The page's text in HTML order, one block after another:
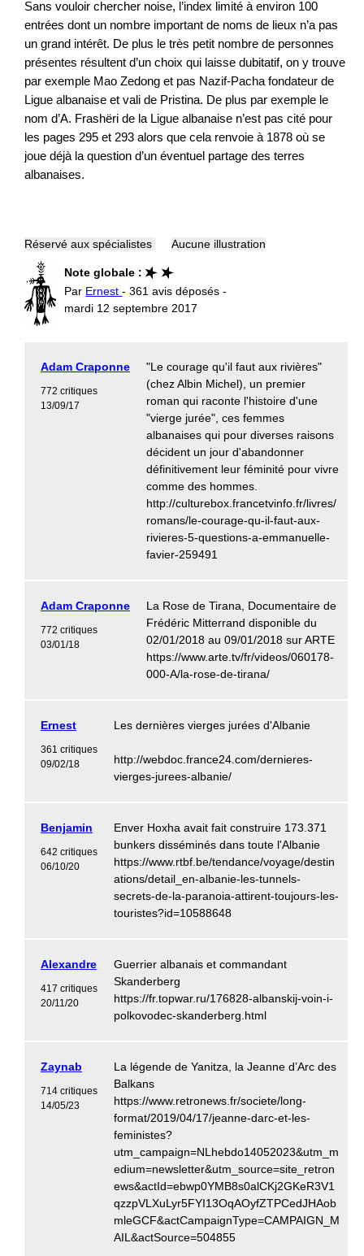
Sans vouloir chercher noise, l’index limité à environ 100
entrées dont un nombre important de noms de lieux n’a pas
un grand intérêt. De plus le très petit nombre de personnes
présentes résultent d’un choix qui laisse dubitatif, on y trouve
par exemple Mao Zedong et pas Nazif-Pacha fondateur de
Ligue albanaise et vali de Pristina. De plus par exemple le
nom d’A. Frashëri de la Ligue albanaise n’est pas cité pour
les pages 295 et 293 alors que cela renvoie à 1878 où se
joue déjà la question d’un éventuel partage des terres
albanaises.
Réservé aux spécialistes Aucune illustration
Note globale :
Par Ernest- 361 avis déposés -
mardi 12 septembre 2017
Adam Craponne
772 critiques
13/09/17
"Le courage qu'il faut aux rivières"
(chez Albin Michel), un premier
roman qui raconte l'histoire d'une
"vierge jurée", ces femmes
albanaises qui pour diverses raisons
décident un jour d'abandonner
définitivement leur féminité pour vivre
comme des hommes.
http://culturebox.francetvinfo.fr/livres/
romans/le-courage-qu-il-faut-aux-
rivieres-5-questions-a-emmanuelle-
favier-259491
Adam Craponne
772 critiques
03/01/18
La Rose de Tirana, Documentaire de
Frédéric Mitterrand disponible du
02/01/2018 au 09/01/2018 sur ARTE
https://www.arte.tv/fr/videos/060178-
000-A/la-rose-de-tirana/
Ernest
361 critiques
09/02/18
Les dernières vierges jurées d'Albanie
http://webdoc.france24.com/dernieres-
vierges-jurees-albanie/
Benjamin
642 critiques
06/10/20
Enver Hoxha avait fait construire 173.371
bunkers disséminés dans toute l'Albanie
https://www.rtbf.be/tendance/voyage/destin
ations/detail_en-albanie-les-tunnels-
secrets-de-la-paranoia-attirent-toujours-les-
touristes?id=10588648
Alexandre
417 critiques
20/11/20
Guerrier albanais et commandant
Skanderberg
https://fr.topwar.ru/176828-albanskij-voin-i-
polkovodec-skanderberg.html
Zaynab
714 critiques
14/05/23
La légende de Yanitza, la Jeanne d’Arc des
Balkans
https://www.retronews.fr/societe/long-
format/2019/04/17/jeanne-darc-et-les-
feministes?
utm_campaign=NLhebdo14052023&utm_m
edium=newsletter&utm_source=site_retron
ews&actId=ebwp0YMB8s0alCKj2GKeR3V1
qzzpVLXuLyr5FYI13OqAOyfZTPCedJHAob
mleGCF&actCampaignType=CAMPAIGN_M
AIL&actSource=504855